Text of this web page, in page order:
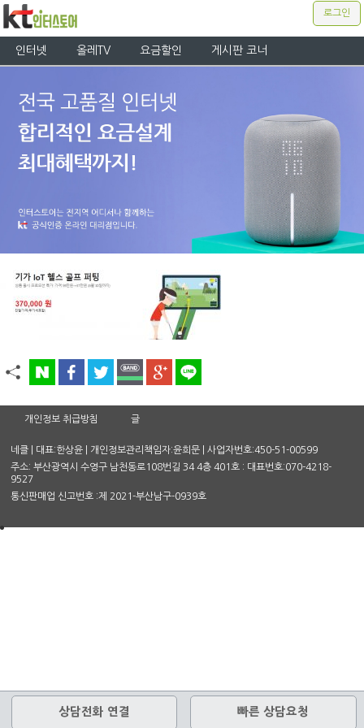
로그인
인터넷 올레TV 요금할인 게시판 코너
개인정보 취급방침 글
네클 | 대표:한상윤 | 개인정보관리책임자:윤희문 | 사업자번호:450-51-00599
주소: 부산광역시 수영구 남천동로108번길 34 4층 401호 : 대표번호:070-4218-
9527
통신판매업 신고번호 :제 2021-부산남구-0939호
상담전화 연결 빠른 상담요청